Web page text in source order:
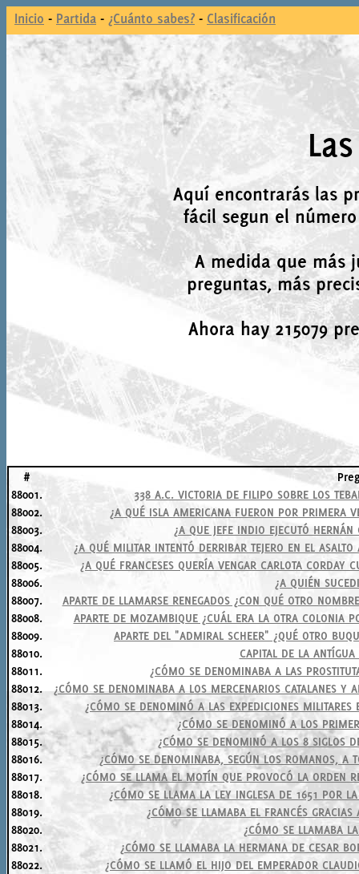
Inicio - Partida - ¿Cuánto sabes? - Clasificación
Aquí encontrarás las
fácil segun el
A medida que más
preguntas, más
Ahora hay 215079
#
88001.
338 A.C. VICTORIA DE FILIPO SOBRE LOS
88002.
¿A QUÉ ISLA AMERICANA FUERON POR PRIMERA
88003.
¿A QUE JEFE INDIO EJECUTÓ
88004.
¿A QUÉ MILITAR INTENTÓ DERRIBAR TEJERO EN EL
88005.
¿A QUÉ FRANCESES QUERÍA VENGAR CARLOTA CORDAY
88006.
¿A QUIÉN
88007.
APARTE DE LLAMARSE RENEGADOS ¿CON QUÉ OTRO
88008.
APARTE DE MOZAMBIQUE ¿CUÁL ERA LA OTRA COLONIA
88009.
APARTE DEL "ADMIRAL SCHEER" ¿QUÉ OTRO
88010.
CAPITAL DE LA
88011.
¿CÓMO SE DENOMINABA A LAS
88012.
¿CÓMO SE DENOMINABA A LOS MERCENARIOS CATALANES Y
88013.
¿CÓMO SE DENOMINÓ A LAS EXPEDICIONES
88014.
¿CÓMO SE DENOMINÓ A LOS
88015.
¿CÓMO SE DENOMINÓ A LOS 8 SIGLOS
88016.
¿CÓMO SE DENOMINABA, SEGÚN LOS ROMANOS, A
88017.
¿CÓMO SE LLAMA EL MOTÍN QUE PROVOCÓ LA ORDEN
88018.
¿CÓMO SE LLAMA LA LEY INGLESA DE 1651 POR
88019.
¿CÓMO SE LLAMABA EL FRANCÉS
88020.
¿CÓMO SE LLAMABA
88021.
¿CÓMO SE LLAMABA LA HERMANA DE CESAR
88022.
¿CÓMO SE LLAMÓ EL HIJO DEL EMPERADOR